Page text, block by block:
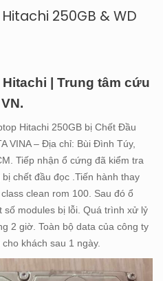
250GB & WD
| Trung tâm cứu
Hitachi 250GB bị Chết Đầu
VINA – Địa chỉ: Bùi Đình Túy,
Tiếp nhận ổ cứng đã kiểm tra
chết đầu đọc .Tiến hành thay
clean rom 100. Sau đó ổ
modules bị lỗi. Quá trình xử lỷ
2 giờ. Toàn bộ data của công ty
khách sau 1 ngày.